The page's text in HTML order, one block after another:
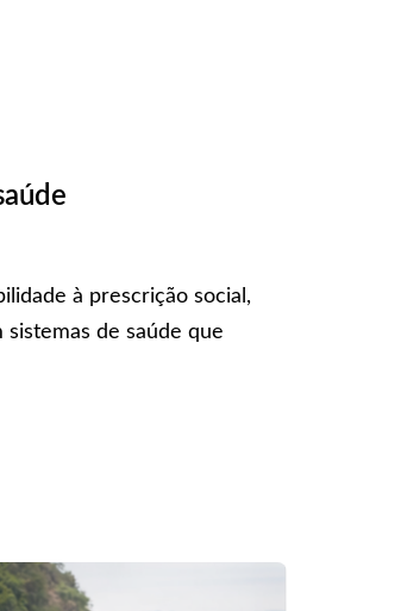
à prescrição social,
de saúde que